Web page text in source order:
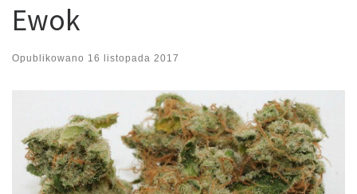
Ewok
Opublikowano 16 listopada 2017